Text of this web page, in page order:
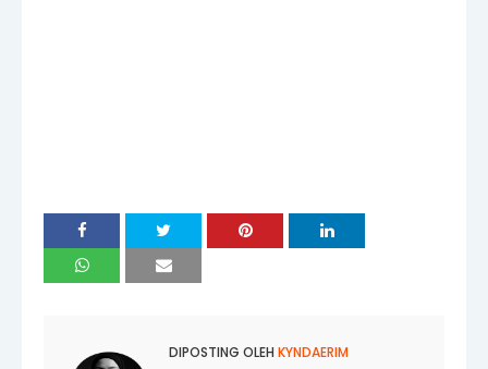
DIPOSTING OLEH KYNDAERIM